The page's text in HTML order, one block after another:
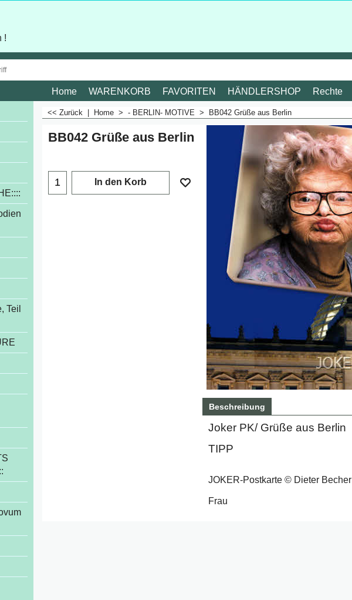
!
Home WARENKORB FAVORITEN HÄNDLERSHOP Rechte
Teil
<< Zurück Home > - BERLIN- MOTIVE > BB042 Grüße aus Berlin
BB042 Grüße aus Berlin
Beschreibung
Joker PK/ Grüße aus Berlin
TIPP
JOKER-Postkarte © Dieter Becher
Frau